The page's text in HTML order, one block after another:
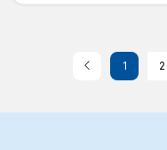
1 2